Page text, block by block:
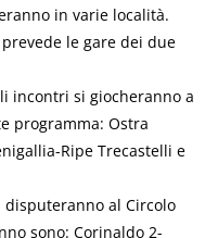
in varie località.
le gare dei due
incontri si giocheranno a
programma: Ostra
Ripe Trecastelli e
al Circolo
sono: Corinaldo 2-